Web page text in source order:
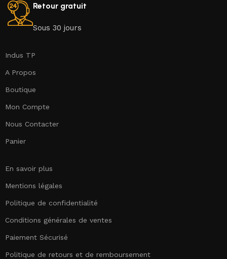
Retour gratuit
Sous 30 jours
Indus TP
A Propos
Boutique
Mon Compte
Nous Contacter
Panier
En savoir plus
Mentions légales
Politique de confidentialité
Conditions générales de ventes
Paiement Sécurisé
Politique de retours et de remboursement